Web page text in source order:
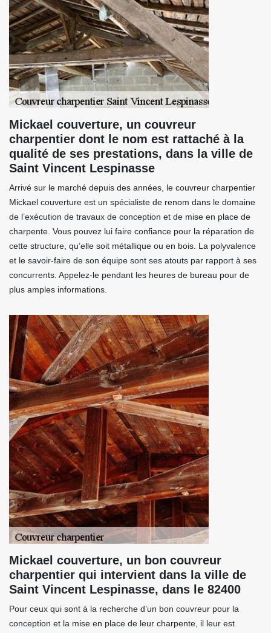
Mickael couverture, un couvreur
charpentier dont le nom est rattaché à la
qualité de ses prestations, dans la ville de
Saint Vincent Lespinasse
Arrivé sur le marché depuis des années, le couvreur charpentier
Mickael couverture est un spécialiste de renom dans le domaine
de l’exécution de travaux de conception et de mise en place de
charpente. Vous pouvez lui faire confiance pour la réparation de
cette structure, qu’elle soit métallique ou en bois. La polyvalence
et le savoir-faire de son équipe sont ses atouts par rapport à ses
concurrents. Appelez-le pendant les heures de bureau pour de
plus amples informations.
Mickael couverture, un bon couvreur
charpentier qui intervient dans la ville de
Saint Vincent Lespinasse, dans le 82400
Pour ceux qui sont à la recherche d’un bon couvreur pour la
conception et la mise en place de leur charpente, il leur est